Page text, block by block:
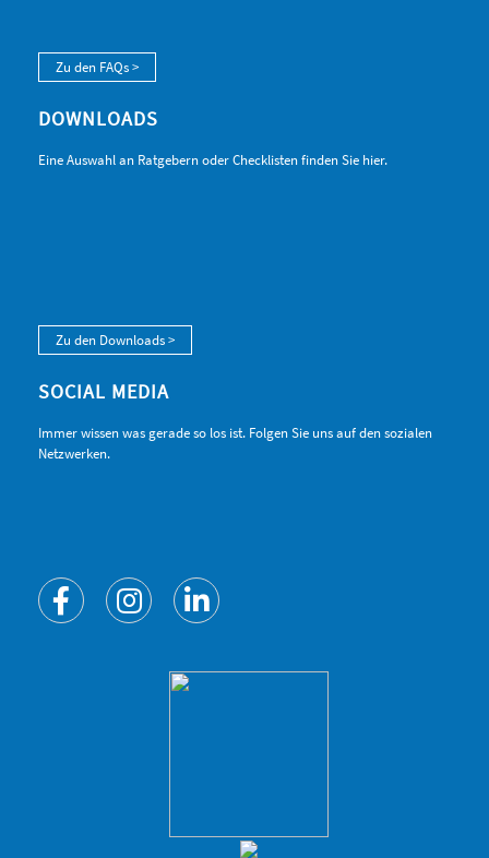
Zu den FAQs >
DOWNLOADS
Eine Auswahl an Ratgebern oder Checklisten finden Sie hier.
Zu den Downloads >
SOCIAL MEDIA
Immer wissen was gerade so los ist. Folgen Sie uns auf den sozialen
Netzwerken.